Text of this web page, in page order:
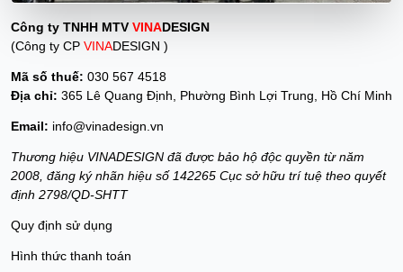
Công ty TNHH MTVVINADESIGN
(Công ty CP VINADESIGN )
Mã số thuế: 030 567 4518
Địa chỉ: 365 Lê Quang Định, Phường Bình Lợi Trung, Hồ Chí Minh
Email: info@vinadesign.vn
Thương hiệu VINADESIGN đã được bảo hộ độc quyền từ năm
2008, đăng ký nhãn hiệu số 142265 Cục sở hữu trí tuệ theo quyết
định 2798/QD-SHTT
Quy định sử dụng
Hình thức thanh toán